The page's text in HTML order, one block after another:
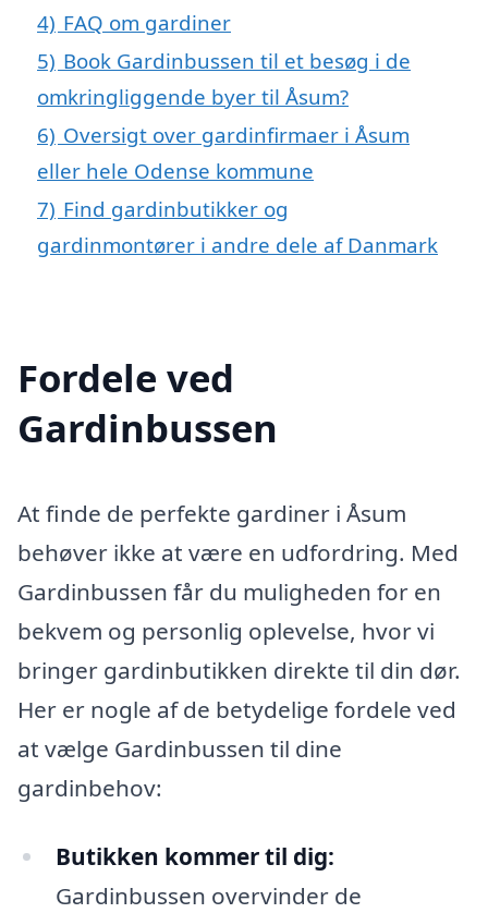
4) FAQ om gardiner
5) Book Gardinbussen til et besøg i de
omkringliggende byer til Åsum?
6) Oversigt over gardinfirmaer i Åsum
eller hele Odense kommune
7) Find gardinbutikker og
gardinmontører i andre dele af Danmark
Fordele ved
Gardinbussen
At finde de perfekte gardiner i Åsum
behøver ikke at være en udfordring. Med
Gardinbussen får du muligheden for en
bekvem og personlig oplevelse, hvor vi
bringer gardinbutikken direkte til din dør.
Her er nogle af de betydelige fordele ved
at vælge Gardinbussen til dine
gardinbehov:
Butikken kommer til dig:
Gardinbussen overvinder de